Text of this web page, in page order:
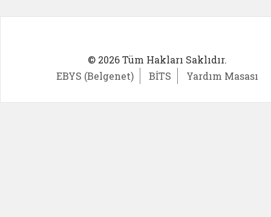
© 2026 Tüm Hakları Saklıdır.
EBYS (Belgenet)
BİTS Yardım Masası